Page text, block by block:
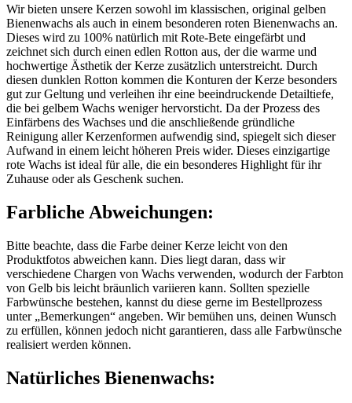
Wir bieten unsere Kerzen sowohl im klassischen, original gelben
Bienenwachs als auch in einem besonderen roten Bienenwachs an.
Dieses wird zu 100% natürlich mit Rote-Bete eingefärbt und
zeichnet sich durch einen edlen Rotton aus, der die warme und
hochwertige Ästhetik der Kerze zusätzlich unterstreicht. Durch
diesen dunklen Rotton kommen die Konturen der Kerze besonders
gut zur Geltung und verleihen ihr eine beeindruckende Detailtiefe,
die bei gelbem Wachs weniger hervorsticht. Da der Prozess des
Einfärbens des Wachses und die anschließende gründliche
Reinigung aller Kerzenformen aufwendig sind, spiegelt sich dieser
Aufwand in einem leicht höheren Preis wider. Dieses einzigartige
rote Wachs ist ideal für alle, die ein besonderes Highlight für ihr
Zuhause oder als Geschenk suchen.
Farbliche Abweichungen:
Bitte beachte, dass die Farbe deiner Kerze leicht von den
Produktfotos abweichen kann. Dies liegt daran, dass wir
verschiedene Chargen von Wachs verwenden, wodurch der Farbton
von Gelb bis leicht bräunlich variieren kann. Sollten spezielle
Farbwünsche bestehen, kannst du diese gerne im Bestellprozess
unter „Bemerkungen“ angeben. Wir bemühen uns, deinen Wunsch
zu erfüllen, können jedoch nicht garantieren, dass alle Farbwünsche
realisiert werden können.
Natürliches Bienenwachs: